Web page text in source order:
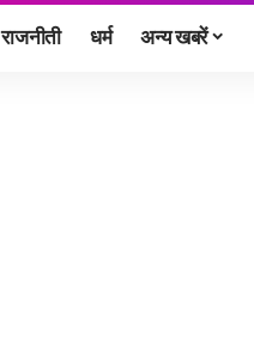
राजनीती धर्म अन्य खबरें